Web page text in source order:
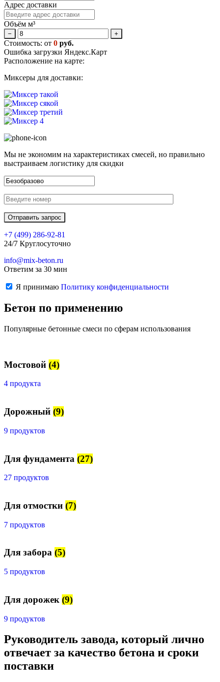
Адрес доставки
Объём м³
− +
Стоимость: от 0 руб.
Ошибка загрузки Яндекс.Карт
Расположение на карте:
Миксеры для доставки:
Мы не экономим на характеристиках смесей, но правильно
выстраиваем логистику для скидки
+7 (499) 286-92-81
24/7 Круглосуточно
info@mix-beton.ru
Ответим за 30 мин
Я принимаю Политику конфиденциальности
Бетон по применению
Популярные бетонные смеси по сферам использования
Мостовой (4)
4 продукта
Дорожный (9)
9 продуктов
Для фундамента (27)
27 продуктов
Для отмостки (7)
7 продуктов
Для забора (5)
5 продуктов
Для дорожек (9)
9 продуктов
Руководитель завода, который лично
отвечает за качество бетона и сроки
поставки